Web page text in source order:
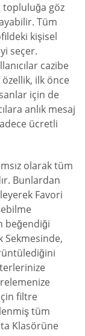
topluluğa göz
Tüm
kişisel
seçer.
cazibe
ilk önce
için de
anlık mesaj
ücretli
olarak tüm
Bunlardan
Favori
beğendiği
Sekmesinde,
filtre
tüm
Klasörüne